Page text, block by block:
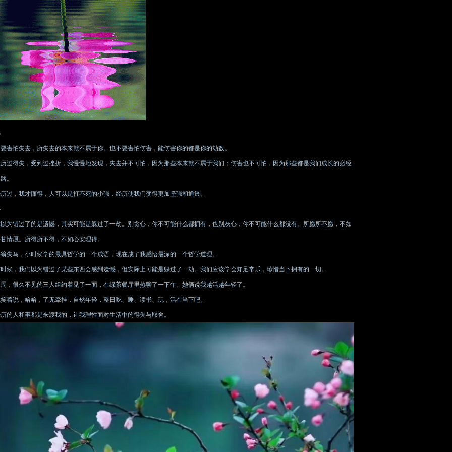
害怕失去，所失去的本来就不属于你。也不要害怕伤害，能伤害你的都是你的劫数。
过得失，受到过挫折，我慢慢地发现，失去并不可怕，因为那些本来就不属于我们；伤害也不可怕，因为那些都是我们成长的必经
。
过，我才懂得，人可以是打不死的小强，经历使我们变得更加坚强和通透。
为错过了的是遗憾，其实可能是躲过了一劫。别贪心，你不可能什么都拥有，也别灰心，你不可能什么都没有。所愿所不愿，不如
情愿。所得所不得，不如心安理得。
失马，小时候学的最具哲学的一个成语，现在成了我感悟最深的一个哲学道理。
候，我们以为错过了某些东西会感到遗憾，但实际上可能是躲过了一劫。我们应该学会知足常乐，珍惜当下拥有的一切。
，很久不见的三人组约着见了一面，在绿茶餐厅里热聊了一下午。她俩说我越活越年轻了。
着说，哈哈，了无牵挂，自然年轻，整日吃、睡、读书、玩，活在当下吧。
的人和事都是来渡我的，让我理性面对生活中的得失与取舍。